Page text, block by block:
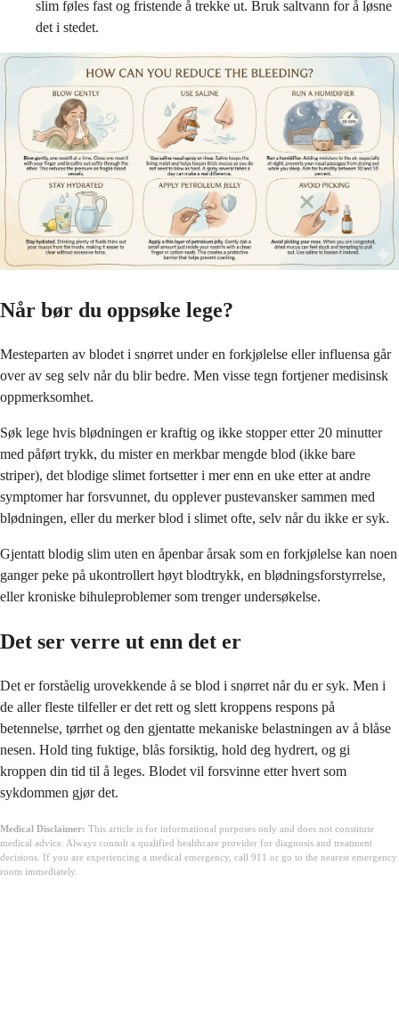
slim føles fast og fristende å trekke ut. Bruk saltvann for å løsne
det i stedet.
Når bør du oppsøke lege?
Mesteparten av blodet i snørret under en forkjølelse eller influensa går
over av seg selv når du blir bedre. Men visse tegn fortjener medisinsk
oppmerksomhet.
Søk lege hvis blødningen er kraftig og ikke stopper etter 20 minutter
med påført trykk, du mister en merkbar mengde blod (ikke bare
striper), det blodige slimet fortsetter i mer enn en uke etter at andre
symptomer har forsvunnet, du opplever pustevansker sammen med
blødningen, eller du merker blod i slimet ofte, selv når du ikke er syk.
Gjentatt blodig slim uten en åpenbar årsak som en forkjølelse kan noen
ganger peke på ukontrollert høyt blodtrykk, en blødningsforstyrrelse,
eller kroniske bihuleproblemer som trenger undersøkelse.
Det ser verre ut enn det er
Det er forståelig urovekkende å se blod i snørret når du er syk. Men i
de aller fleste tilfeller er det rett og slett kroppens respons på
betennelse, tørrhet og den gjentatte mekaniske belastningen av å blåse
nesen. Hold ting fuktige, blås forsiktig, hold deg hydrert, og gi
kroppen din tid til å leges. Blodet vil forsvinne etter hvert som
sykdommen gjør det.
Medical Disclaimer: This article is for informational purposes only and does not constitute
medical advice. Always consult a qualified healthcare provider for diagnosis and treatment
decisions. If you are experiencing a medical emergency, call 911 or go to the nearest emergency
room immediately.